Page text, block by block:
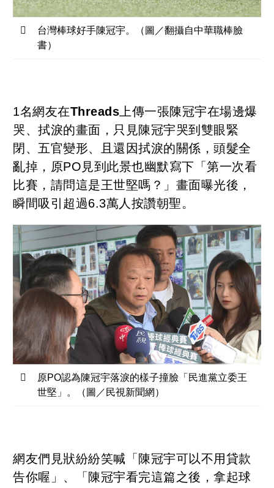
台灣棒球好手陳冠宇。（圖／翻攝自中華職棒臉
書）
1名網友在Threads 上傳一張陳冠宇在場邊爆
哭、拭淚的畫面，只見陳冠宇哭到雙眼緊
閉、五官變形、且還因拭淚的關係，頭髮全
亂掉，原PO見到此景也幽默寫下「第一次看
比賽，請問這是王世堅嗎？」畫面曝光後，
瞬間吸引超過6.3萬人按讚朝聖。
原PO認為陳冠宇落淚的樣子撞臉「民進黨立委王
世堅」。（圖／民視新聞網）
網友們見狀紛紛笑喊「陳冠宇可以不用貸款
告你喔」、「陳冠宇看完這篇之後，拿起球